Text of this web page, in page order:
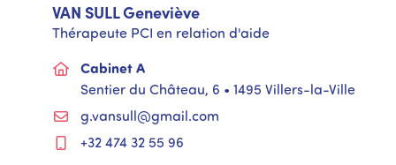
VAN SULLGeneviève
Thérapeute PCI en relation d'aide
Cabinet A
Sentier du Château, 6 • 1495 Villers-la-Ville
g.vansull@gmail.com
+32 474 32 55 96